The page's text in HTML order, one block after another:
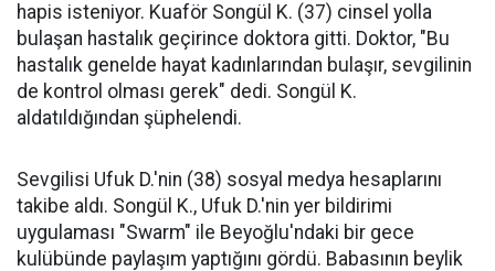
hapis isteniyor. Kuaför Songül K. (37) cinsel yolla
bulaşan hastalık geçirince doktora gitti. Doktor, "Bu
hastalık genelde hayat kadınlarından bulaşır, sevgilinin
de kontrol olması gerek" dedi. Songül K.
aldatıldığından şüphelendi.
Sevgilisi Ufuk D.'nin (38) sosyal medya hesaplarını
takibe aldı. Songül K., Ufuk D.'nin yer bildirimi
uygulaması "Swarm" ile Beyoğlu'ndaki bir gece
kulübünde paylaşım yaptığını gördü. Babasının beylik